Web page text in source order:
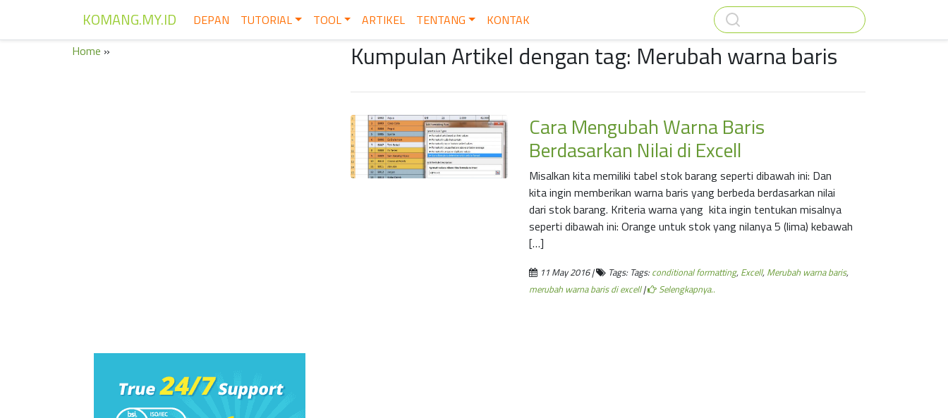
KOMANG.MY.ID DEPAN TUTORIAL TOOL ARTIKEL TENTANG
KONTAK
Home » Kumpulan Artikel dengan tag: Merubah warna baris
Cara Mengubah Warna Baris
Berdasarkan Nilai di Excell
Misalkan kita memiliki tabel stok barang seperti dibawah ini: Dan
kita ingin memberikan warna baris yang berbeda berdasarkan nilai
dari stok barang. Kriteria warna yang kita ingin tentukan misalnya
seperti dibawah ini: Orange untuk stok yang nilanya 5 (lima) kebawah
[…]
11 May 2016 | Tags: Tags:conditional formatting, Excell, Merubah warna baris,
merubah warna baris di excell| Selengkapnya..